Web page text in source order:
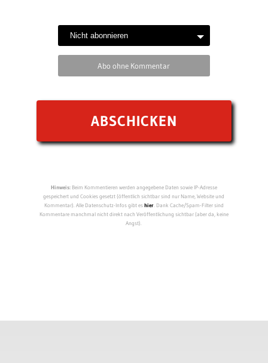
Abo ohne Kommentar
Hinweis:Beim Kommentieren werden angegebene Daten sowie IP-Adresse
gespeichert und Cookies gesetzt (öffentlich sichtbar sind nur Name, Website und
Kommentar). Alle Datenschutz-Infos gibt eshier. Dank Cache/Spam-Filter sind
Kommentare manchmal nicht direkt nach Veröffentlichung sichtbar (aber da, keine
Angst).